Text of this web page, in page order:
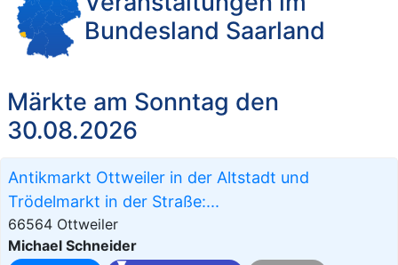
Bundesland Saarland
Märkte am Sonntag den
30.08.2026
Antikmarkt Ottweiler in der Altstadt und
Trödelmarkt in der Straße:...
66564 Ottweiler
Michael Schneider